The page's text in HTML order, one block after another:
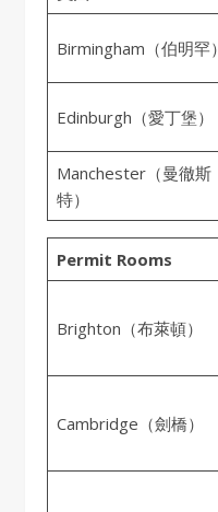
Birmingham（伯明罕）
Edinburgh（愛丁堡）
Manchester（曼徹斯
特）
Permit Rooms
Brighton（布萊頓）
Cambridge（劍橋）